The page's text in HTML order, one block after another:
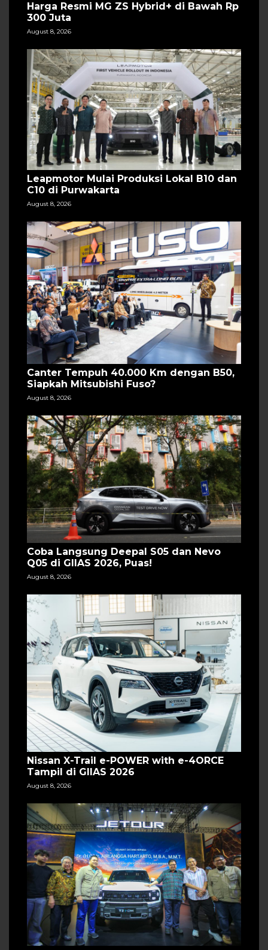
Harga Resmi MG ZS Hybrid+ di Bawah Rp
300 Juta
August 8, 2026
Leapmotor Mulai Produksi Lokal B10 dan
C10 di Purwakarta
August 8, 2026
Canter Tempuh 40.000 Km dengan B50,
Siapkah Mitsubishi Fuso?
August 8, 2026
Coba Langsung Deepal S05 dan Nevo
Q05 di GIIAS 2026, Puas!
August 8, 2026
Nissan X-Trail e-POWER with e-4ORCE
Tampil di GIIAS 2026
August 8, 2026